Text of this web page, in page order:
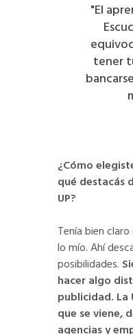
"El
tener
¿Cómo
qué destacás
UP?
Tenía bien
lo mío. Ahí
posibilidades.
hacer algo
publicidad. La
que se viene,